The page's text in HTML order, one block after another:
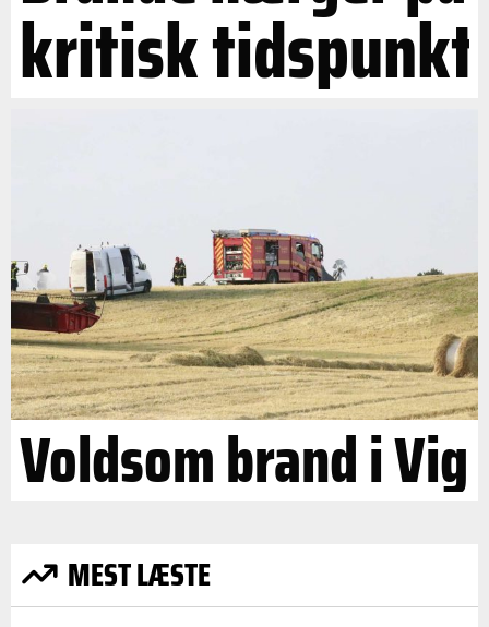
kritisk tidspunkt
Voldsom brand i Vig
MEST LÆSTE